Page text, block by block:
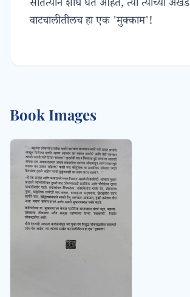
सातत्याने शोध घेत आहेत, त्या त्यांच्या अखंड
वाटचालीतीलच हा एक 'मुक्काम'!
Book Images